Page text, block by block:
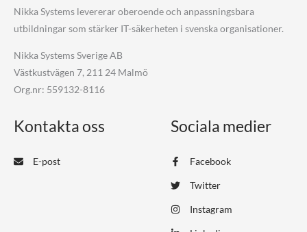
Nikka Systems levererar oberoende och anpassningsbara
utbildningar som stärker IT-säkerheten i svenska organisationer.
Nikka Systems Sverige AB
Västkustvägen 7, 211 24 Malmö
Org.nr: 559132-8116
Kontakta oss
E-post
Sociala medier
Facebook
Twitter
Instagram